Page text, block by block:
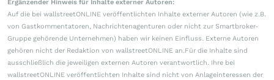
Ergänzender Hinweis für Inhalte externer Autoren:
Auf die bei wallstreetONLINE veröffentlichten Inhalte externer Autoren (wie z.B.
von Gastkommentatoren, Nachrichtenagenturen oder nicht zur Smartbroker-
Gruppe gehörende Unternehmen) haben wir keinen Einfluss. Externe Autoren
gehören nicht der Redaktion von wallstreetONLINE an.Für die Inhalte sind
ausschließlich die jeweiligen externen Autoren verantwortlich. Ihre bei
wallstreetONLINE veröffentlichten Inhalte sind nicht von Anlageinteressen der